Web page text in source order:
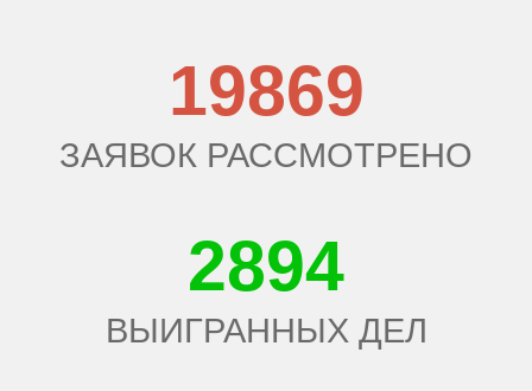
21915
ЗАЯВОК РАССМОТРЕНО
3192
ВЫИГРАННЫХ ДЕЛ